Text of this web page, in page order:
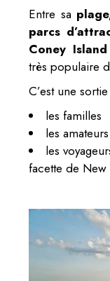
Entre sa
parcs
Coney
très populaire
C’est une
les familles
les
les
facette de New